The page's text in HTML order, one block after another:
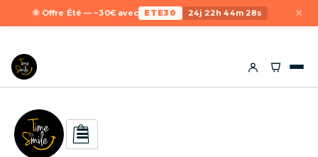
🌞 Offre Été — −30€ avec ETE30 24j 22h 44m 28s ×